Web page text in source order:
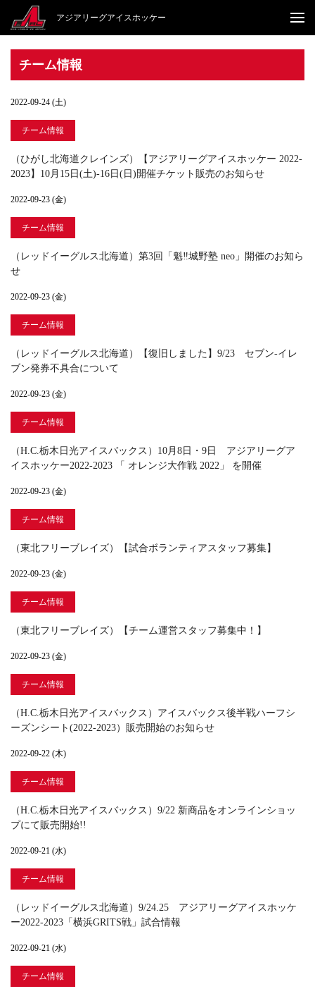
アジアリーグアイスホッケー
チーム情報
2022-09-24 (土)
チーム情報
（ひがし北海道クレインズ）【アジアリーグアイスホッケー 2022-
2023】10月15日(土)-16日(日)開催チケット販売のお知らせ
2022-09-23 (金)
チーム情報
（レッドイーグルス北海道）第3回「魁‼城野塾 neo」開催のお知ら
せ
2022-09-23 (金)
チーム情報
（レッドイーグルス北海道）【復旧しました】9/23 セブン-イレ
ブン発券不具合について
2022-09-23 (金)
チーム情報
（H.C.栃木日光アイスバックス）10月8日・9日 アジアリーグア
イスホッケー2022-2023 「 オレンジ大作戦 2022」 を開催
2022-09-23 (金)
チーム情報
（東北フリーブレイズ）【試合ボランティアスタッフ募集】
2022-09-23 (金)
チーム情報
（東北フリーブレイズ）【チーム運営スタッフ募集中！】
2022-09-23 (金)
チーム情報
（H.C.栃木日光アイスバックス）アイスバックス後半戦ハーフシ
ーズンシート(2022-2023） 販売開始のお知らせ
2022-09-22 (木)
チーム情報
（H.C.栃木日光アイスバックス）9/22 新商品をオンラインショッ
プにて販売開始!!
2022-09-21 (水)
チーム情報
（レッドイーグルス北海道）9/24.25 アジアリーグアイスホッケ
ー2022-2023「横浜GRITS戦」試合情報
2022-09-21 (水)
チーム情報